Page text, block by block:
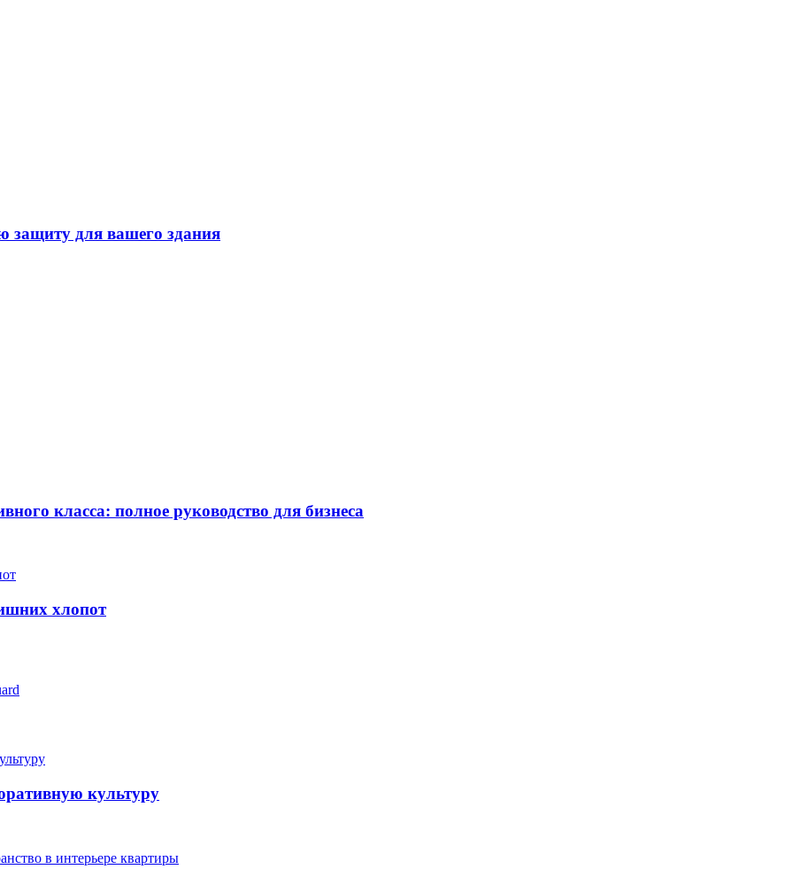
защиту для вашего здания
класса: полное руководство для бизнеса
хлопот
культуру